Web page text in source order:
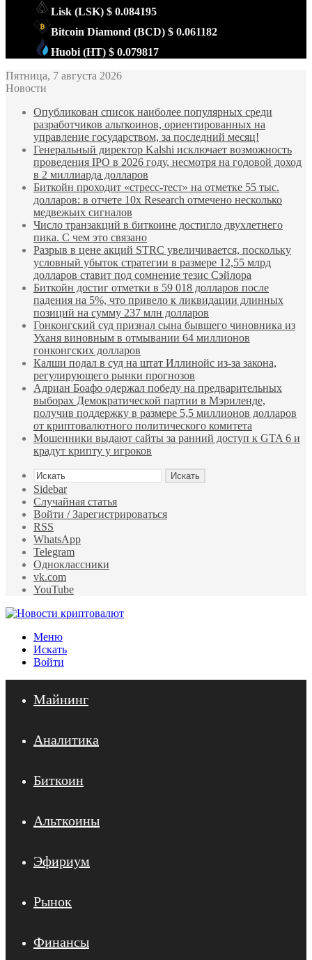
Lisk (LSK) $ 0.084195
Bitcoin Diamond (BCD) $ 0.061182
Huobi (HT) $ 0.079817
Пятница, 7 августа 2026
Новости
Опубликован список наиболее популярных среди
разработчиков альткоинов, ориентированных на
управление государством, за последний месяц!
Генеральный директор Kalshi исключает возможность
проведения IPO в 2026 году, несмотря на годовой доход
в 2 миллиарда долларов
Биткойн проходит «стресс-тест» на отметке 55 тыс.
долларов: в отчете 10x Research отмечено несколько
медвежьих сигналов
Число транзакций в биткоине достигло двухлетнего
пика. С чем это связано
Разрыв в цене акций STRC увеличивается, поскольку
условный убыток стратегии в размере 12,55 млрд
долларов ставит под сомнение тезис Сэйлора
Биткойн достиг отметки в 59 018 долларов после
падения на 5%, что привело к ликвидации длинных
позиций на сумму 237 млн долларов
Гонконгский суд признал сына бывшего чиновника из
Уханя виновным в отмывании 64 миллионов
гонконгских долларов
Калши подал в суд на штат Иллинойс из-за закона,
регулирующего рынки прогнозов
Адриан Боафо одержал победу на предварительных
выборах Демократической партии в Мэриленде,
получив поддержку в размере 5,5 миллионов долларов
от криптовалютного политического комитета
Мошенники выдают сайты за ранний доступ к GTA 6 и
крадут крипту у игроков
Искать
Sidebar
Случайная статья
Войти / Зарегистрироваться
RSS
WhatsApp
Telegram
Одноклассники
vk.com
YouTube
Меню
Искать
Войти
Майнинг
Аналитика
Биткоин
Альткоины
Эфириум
Рынок
Финансы